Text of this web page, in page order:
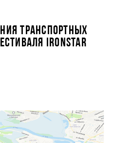
ТРАНСПОРТНЫХ
IRONSTAR